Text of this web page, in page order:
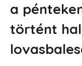
a
történt